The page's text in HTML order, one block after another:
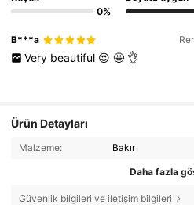
0%
B***a
Very beautiful 😍 🤩 👌
Ürün Detayları
Malzeme: Bakır
Daha fazla
Güvenlik bilgileri ve iletişim bilgileri